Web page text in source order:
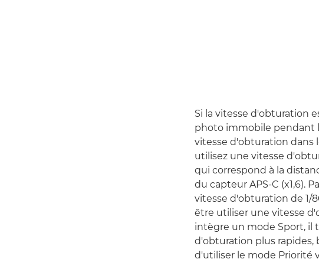
Si la vitesse d'obturation
photo immobile pendant
vitesse d'obturation dans
utilisez une vitesse
qui correspond à la
du capteur APS-C (x1,6).
vitesse d'obturation de 1/
être utiliser une vitesse
intègre un mode Sport, il
d'obturation plus rapides,
d'utiliser le mode Priorité